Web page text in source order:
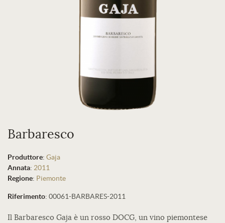
Barbaresco
Produttore: Gaja
Annata: 2011
Regione: Piemonte
Riferimento: 00061-BARBARES-2011
Il Barbaresco Gaja è un rosso DOCG, un vino piemontese